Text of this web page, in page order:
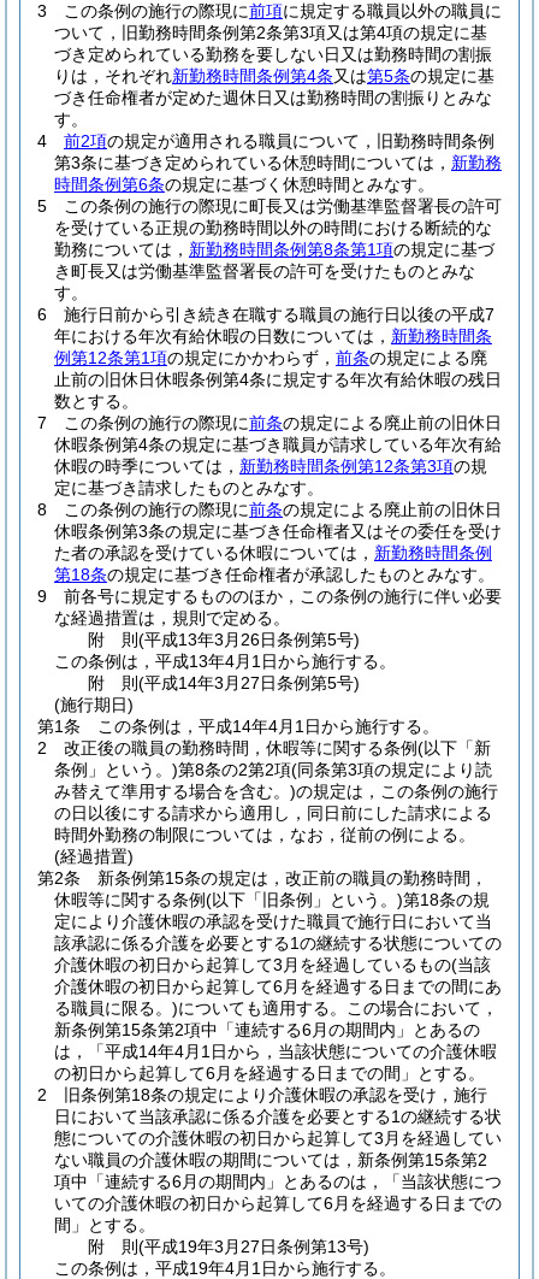
3
この条例の施行の際現に前項に規定する職員以外の職員に
ついて，旧勤務時間条例第2条第3項又は第4項の規定に基
づき定められている勤務を要しない日又は勤務時間の割振
りは，それぞれ新勤務時間条例第4条又は第5条の規定に基
づき任命権者が定めた週休日又は勤務時間の割振りとみな
す。
4
前2項の規定が適用される職員について，旧勤務時間条例
第3条に基づき定められている休憩時間については， 新勤務
時間条例第6条の規定に基づく休憩時間とみなす。
5
この条例の施行の際現に町長又は労働基準監督署長の許可
を受けている正規の勤務時間以外の時間における断続的な
勤務については， 新勤務時間条例第8条第1項の規定に基づ
き町長又は労働基準監督署長の許可を受けたものとみな
す。
6
施行日前から引き続き在職する職員の施行日以後の平成7
年における年次有給休暇の日数については， 新勤務時間条
例第12条第1項の規定にかかわらず， 前条の規定による廃
止前の旧休日休暇条例第4条に規定する年次有給休暇の残日
数とする。
7
この条例の施行の際現に前条の規定による廃止前の旧休日
休暇条例第4条の規定に基づき職員が請求している年次有給
休暇の時季については， 新勤務時間条例第12条第3項の規
定に基づき請求したものとみなす。
8
この条例の施行の際現に前条の規定による廃止前の旧休日
休暇条例第3条の規定に基づき任命権者又はその委任を受け
た者の承認を受けている休暇については， 新勤務時間条例
第18条の規定に基づき任命権者が承認したものとみなす。
9
前各号に規定するもののほか，この条例の施行に伴い必要
な経過措置は，規則で定める。
附 則(平成13年3月26日条例第5号)
この条例は，平成13年4月1日から施行する。
附 則(平成14年3月27日条例第5号)
(施行期日)
第1条
この条例は，平成14年4月1日から施行する。
2
改正後の職員の勤務時間，休暇等に関する条例(以下「新
条例」という。)第8条の2第2項(同条第3項の規定により読
み替えて準用する場合を含む。)の規定は，この条例の施行
の日以後にする請求から適用し，同日前にした請求による
時間外勤務の制限については，なお，従前の例による。
(経過措置)
第2条
新条例第15条の規定は，改正前の職員の勤務時間，
休暇等に関する条例(以下「旧条例」という。)第18条の規
定により介護休暇の承認を受けた職員で施行日において当
該承認に係る介護を必要とする1の継続する状態についての
介護休暇の初日から起算して3月を経過しているもの(当該
介護休暇の初日から起算して6月を経過する日までの間にあ
る職員に限る。)についても適用する。
この場合において，
新条例第15条第2項中「連続する6月の期間内」とあるの
は，「平成14年4月1日から，当該状態についての介護休暇
の初日から起算して6月を経過する日までの間」とする。
2
旧条例第18条の規定により介護休暇の承認を受け，施行
日において当該承認に係る介護を必要とする1の継続する状
態についての介護休暇の初日から起算して3月を経過してい
ない職員の介護休暇の期間については，新条例第15条第2
項中「連続する6月の期間内」とあるのは，「当該状態につ
いての介護休暇の初日から起算して6月を経過する日までの
間」とする。
附 則(平成19年3月27日条例第13号)
この条例は，平成19年4月1日から施行する。